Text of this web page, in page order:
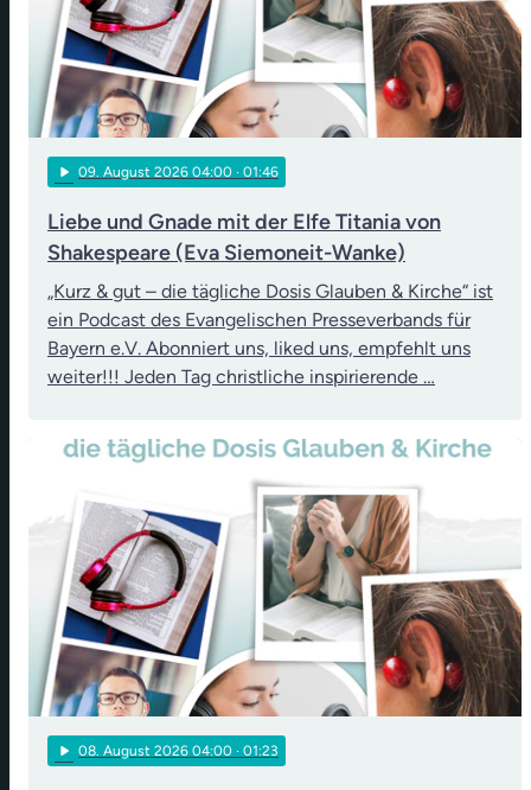
play_arrow 09. August 2026 04:00 · 01:46
Liebe und Gnade mit der Elfe Titania von
Shakespeare (Eva Siemoneit-Wanke)
„Kurz & gut – die tägliche Dosis Glauben & Kirche“ ist
ein Podcast des Evangelischen Presseverbands für
Bayern e.V. Abonniert uns, liked uns, empfehlt uns
weiter!!! Jeden Tag christliche inspirierende …
play_arrow 08. August 2026 04:00 · 01:23